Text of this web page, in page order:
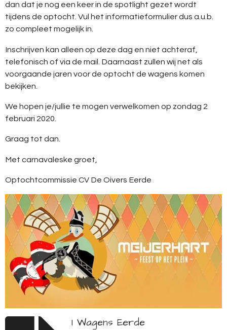
dan dat je nog een keer in de spotlight gezet wordt
tijdens de optocht. Vul het informatieformulier dus a.u.b.
zo compleet mogelijk in.
Inschrijven kan alleen op deze dag en niet achteraf,
telefonisch of via de mail. Daarnaast zullen wij net als
voorgaande jaren voor de optocht de wagens komen
bekijken.
We hopen je/jullie te mogen verwelkomen op zondag 2
februari 2020.
Graag tot dan.
Met carnavaleske groet,
Optochtcommissie CV De Oivers Eerde
1 Wagens Eerde